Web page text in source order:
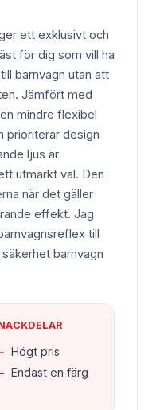
ett exklusivt och
för dig som vill ha
barnvagn utan att
Jämfört med
mindre flexibel
prioriterar design
ljus är
utmärkt val. Den
när det gäller
effekt. Jag
till
barnvagn
Högt pris
Endast en färg